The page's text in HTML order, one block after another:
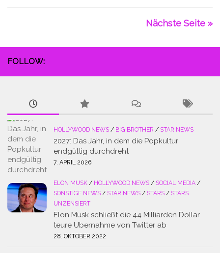
Nächste Seite »
FOLLOW:
HOLLYWOOD NEWS / BIG BROTHER / STAR NEWS
2027: Das Jahr, in dem die Popkultur
endgültig durchdreht
7. APRIL 2026
ELON MUSK / HOLLYWOOD NEWS / SOCIAL MEDIA /
SONSTIGE NEWS / STAR NEWS / STARS / STARS
UNZENSIERT
Elon Musk schließt die 44 Milliarden Dollar
teure Übernahme von Twitter ab
28. OKTOBER 2022